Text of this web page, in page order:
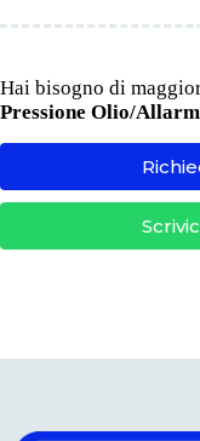
Hai bisogno di
Pressione Olio/